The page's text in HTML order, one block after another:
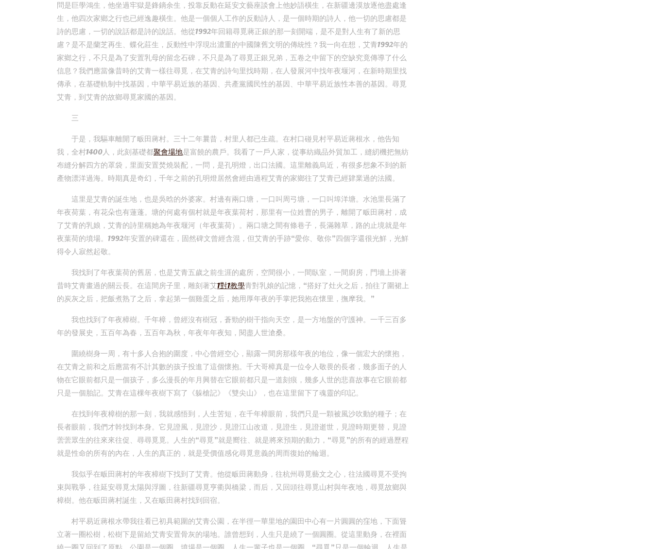
問是巨學鴻生，他坐過牢獄是鋒鏑余生，投靠反動在延安文藝座談會上他妙語橫生，在新疆邊漠放逐他盡處逢
生，他四次家鄉之行也已經逸趣橫生。他是一個個人工作的反動詩人，是一個時期的詩人，他一切的思慮都是
詩的思慮，一切的說話都是詩的說話。他從1992年回籍尋覓蔣正銀的那一刻開端，是不是對人生有了新的思
慮？是不是蘭芝再生、蝶化莊生，反動性中浮現出濃重的中國陳舊文明的傳統性？我一向在想，艾青1992年的
家鄉之行，不只是為了安置乳母的留念石碑，不只是為了尋覓正銀兄弟，五卷之中留下的空缺究竟傳導了什么
信息？我們應當像昔時的艾青一樣往尋覓，在艾青的詩句里找時期，在人發展河中找年夜堰河，在新時期里找
傳承，在基礎軌制中找基因，中華平易近族的基因、共產黨國民性的基因、中華平易近族性本善的基因。尋覓
艾青，到艾青的故鄉尋覓家國的基因。
三
于是，我驅車離開了畈田蔣村。三十二年曩昔，村里人都已生疏。在村口碰見村平易近蔣根水，他告知
我，全村1400人，此刻基礎都聚會場地是富饒的農戶。我看了一戶人家，從事紡織品外貿加工，縫紉機把無紡
布縫分解四方的罩袋，里面安置焚燒裝配，一問，是孔明燈，出口法國。這里離義烏近，有很多想象不到的新
產物漂洋過海。時期真是奇幻，千年之前的孔明燈居然會經由過程艾青的家鄉往了艾青已經肄業過的法國。
這里是艾青的誕生地，也是吳晗的外婆家。村邊有兩口塘，一口叫周弓塘，一口叫埠洋塘。水池里長滿了
年夜荷葉，有花朵也有蓮蓬。塘的何處有個村就是年夜葉荷村，那里有一位姓曹的男子，離開了畈田蔣村，成
了艾青的乳娘，艾青的詩里稱她為年夜堰河（年夜葉荷）。兩口塘之間有條巷子，長滿雜草，路的止境就是年
夜葉荷的墳場。1992年安置的碑還在，固然碑文曾經含混，但艾青的手跡“愛你、敬你”四個字還很光鮮，光鮮
得令人寂然起敬。
我找到了年夜葉荷的舊居，也是艾青五歲之前生涯的處所，空間很小，一間臥室，一間廚房，門墻上掛著
昔時艾青畫過的關云長。在這間房子里，雕刻著艾1對1教學青對乳娘的記憶，“搭好了灶火之后，拍往了圍裙上
的炭灰之后，把飯煮熟了之后，拿起第一個雞蛋之后，她用厚年夜的手掌把我抱在懷里，撫摩我。”
我也找到了年夜樟樹。千年樟，曾經沒有樹冠，蒼勁的樹干指向天空，是一方地盤的守護神。一千三百多
年的發展史，五百年為春，五百年為秋，年夜年年夜知，閱盡人世滄桑。
圍繞樹身一周，有十多人合抱的圍度，中心曾經空心，顯露一間房那樣年夜的地位，像一個宏大的懷抱，
在艾青之前和之后應當有不計其數的孩子投進了這個懷抱。千大哥樟真是一位令人敬畏的長者，幾多面子的人
物在它眼前都只是一個孩子，多么漫長的年月興替在它眼前都只是一道刻痕，幾多人世的悲喜故事在它眼前都
只是一個胎記。艾青在這棵年夜樹下寫了《躲槍記》《雙尖山》，也在這里留下了魂靈的印記。
在找到年夜樟樹的那一刻，我就感悟到，人生苦短，在千年樟眼前，我們只是一顆被風沙吹動的種子；在
長者眼前，我們才幹找到本身。它見證風，見證沙，見證江山改道，見證生，見證逝世，見證時期更替，見證
蕓蕓眾生的往來來往促、尋尋覓覓。人生的“尋覓”就是嚮往、就是將來預期的動力，“尋覓”的所有的經過歷程
就是性命的所有的內在，人生的真正的，就是受價值感化尋覓意義的周而復始的輪迴。
我似乎在畈田蔣村的年夜樟樹下找到了艾青。他從畈田蔣動身，往杭州尋覓藝文之心，往法國尋覓不受拘
束與戰爭，往延安尋覓太陽與浮圖，往新疆尋覓亨衢與橋梁，而后，又回頭往尋覓山村與年夜地，尋覓故鄉與
樟樹。他在畈田蔣村誕生，又在畈田蔣村找到回宿。
村平易近蔣根水帶我往看已初具範圍的艾青公園，在半徑一華里地的園田中心有一片圓圓的窪地，下面聳
立著一圈松樹，松樹下是留給艾青安置骨灰的場地。誰曾想到，人生只是繞了一個圓圈。從這里動身，在裡面